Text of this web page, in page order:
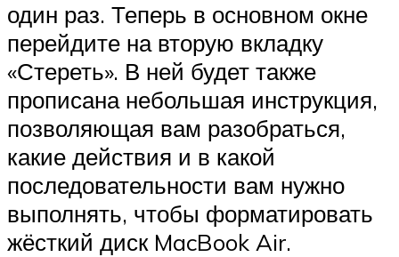
один раз. Теперь в основном окне
перейдите на вторую вкладку
«Стереть». В ней будет также
прописана небольшая инструкция,
позволяющая вам разобраться,
какие действия и в какой
последовательности вам нужно
выполнять, чтобы форматировать
жёсткий диск MacBook Air.